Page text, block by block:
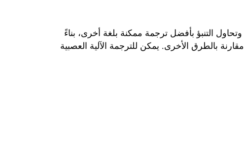
وتحاول التنبؤ بأفضل ترجمة ممكنة بلغة أخرى، بناءً
مقارنة بالطرق الأخرى. يمكن للترجمة الآلية العصبية